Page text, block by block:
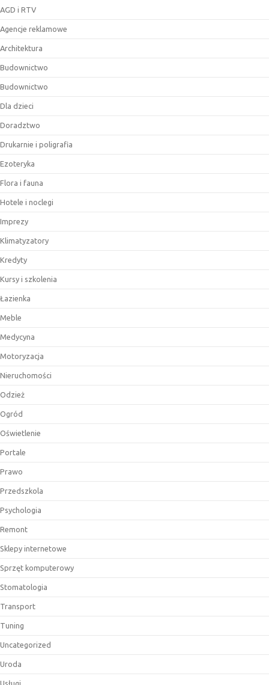
AGD i RTV
Agencje reklamowe
Architektura
Budownictwo
Budownictwo
Dla dzieci
Doradztwo
Drukarnie i poligrafia
Ezoteryka
Flora i fauna
Hotele i noclegi
Imprezy
Klimatyzatory
Kredyty
Kursy i szkolenia
Łazienka
Meble
Medycyna
Motoryzacja
Nieruchomości
Odzież
Ogród
Oświetlenie
Portale
Prawo
Przedszkola
Psychologia
Remont
Sklepy internetowe
Sprzęt komputerowy
Stomatologia
Transport
Tuning
Uncategorized
Uroda
Usługi